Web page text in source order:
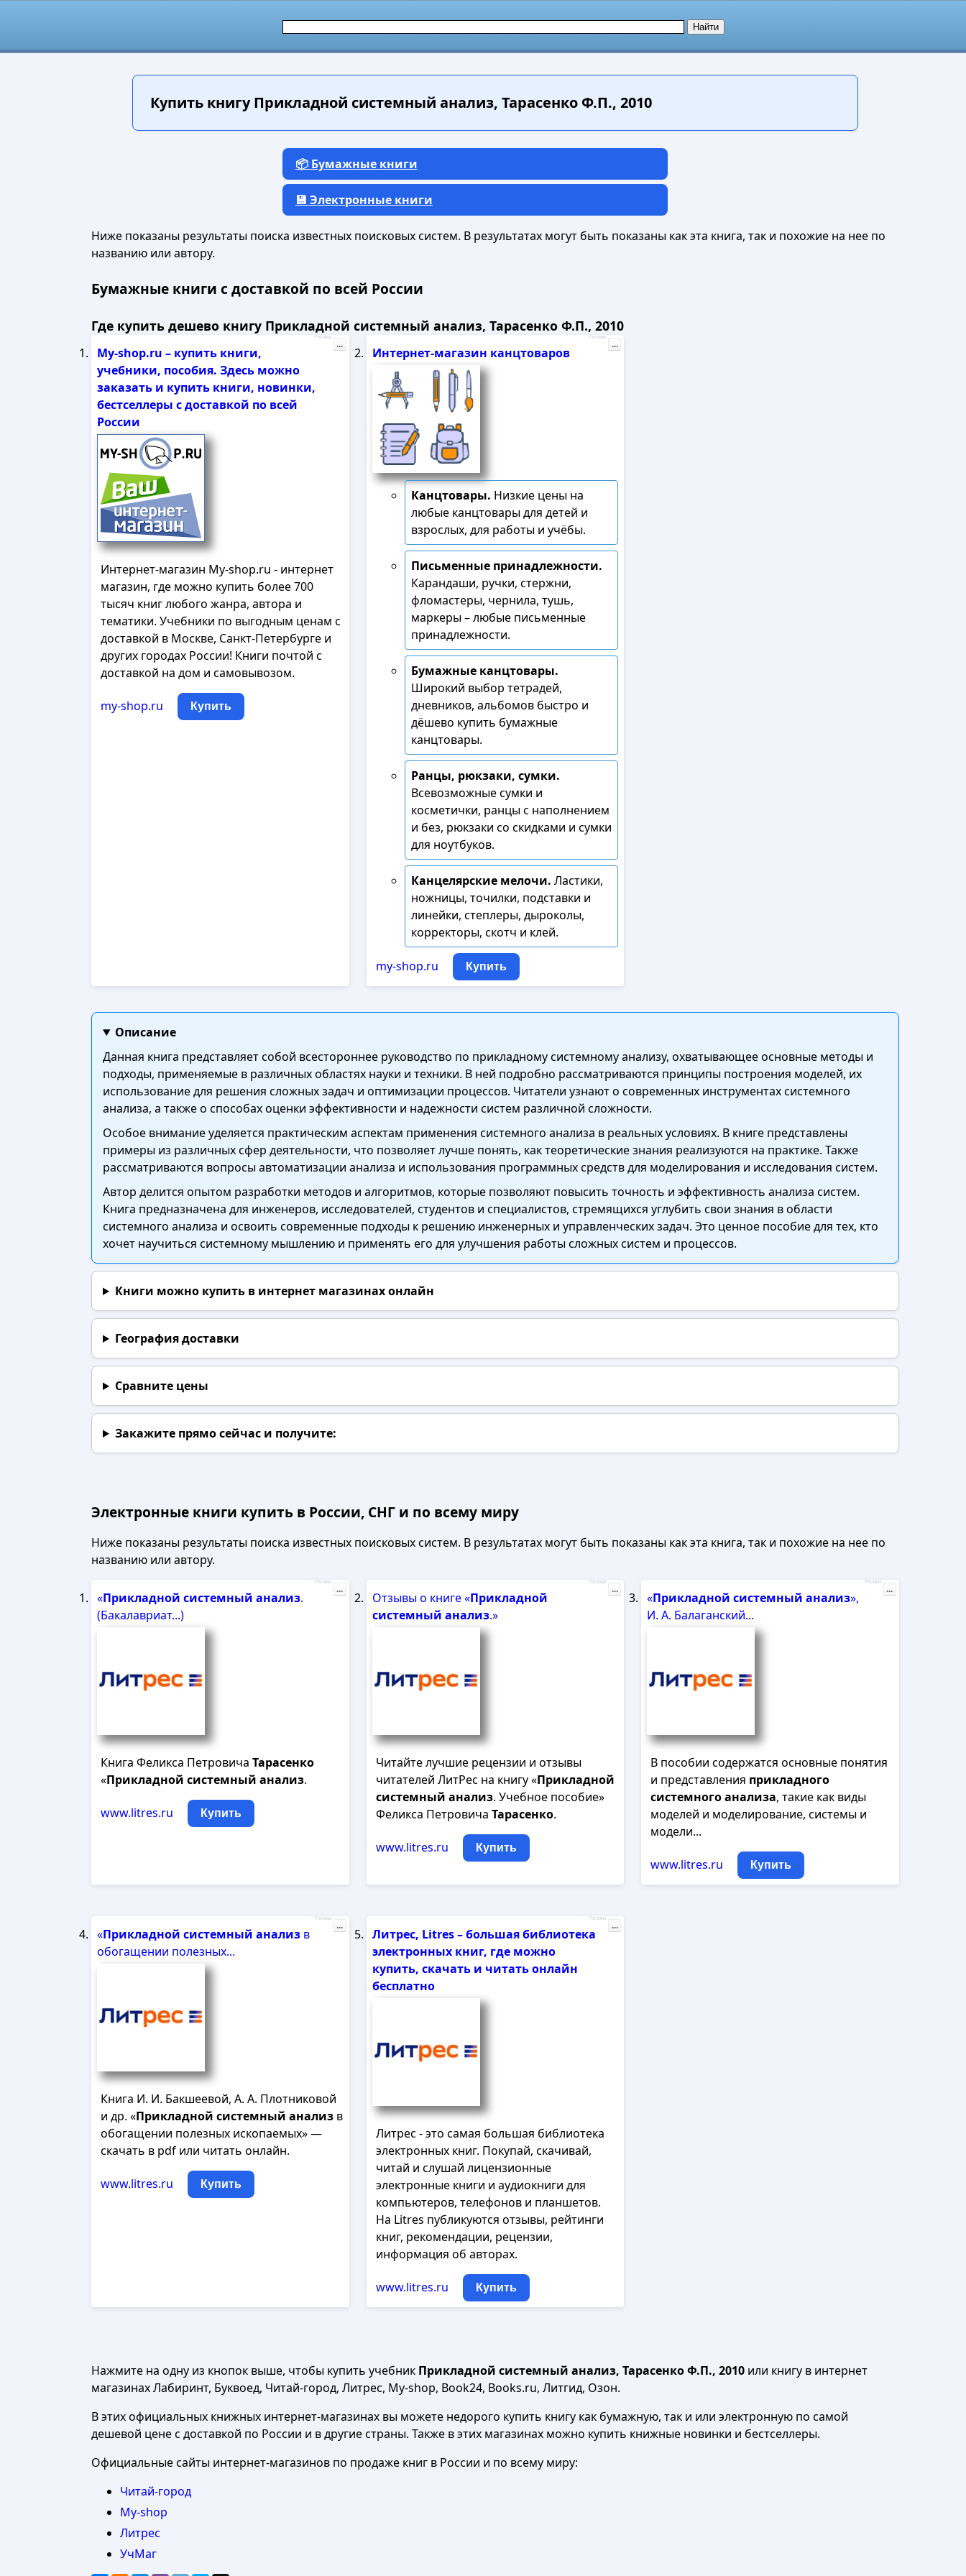
Купить книгуПрикладной системный анализ, Тарасенко Ф.П., 2010
📦 Бумажные книги
💾 Электронные книги
Ниже показаны результаты поиска известных поисковых систем. В результатах могут быть показаны как эта книга, так и похожие на нее по
названию или автору.
Бумажные книги с доставкой по всей России
Где купить дешево книгу Прикладной системный анализ, Тарасенко Ф.П., 2010
My-shop.ru – купить книги,
учебники, пособия. Здесь можно
заказать и купить книги, новинки,
бестселлеры с доставкой по всей
России
Интернет-магазин My-shop.ru - интернет
магазин, где можно купить более 700
тысяч книг любого жанра, автора и
тематики. Учебники по выгодным ценам с
доставкой в Москве, Санкт-Петербурге и
других городах России! Книги почтой с
доставкой на дом и самовывозом.
my-shop.ru Купить
Реклама
...
Интернет-магазин канцтоваров
Канцтовары. Низкие цены на
любые канцтовары для детей и
взрослых, для работы и учёбы.
Письменные принадлежности.
Карандаши, ручки, стержни,
фломастеры, чернила, тушь,
маркеры – любые письменные
принадлежности.
Бумажные канцтовары.
Широкий выбор тетрадей,
дневников, альбомов быстро и
дёшево купить бумажные
канцтовары.
Ранцы, рюкзаки, сумки.
Всевозможные сумки и
косметички, ранцы с наполнением
и без, рюкзаки со скидками и сумки
для ноутбуков.
Канцелярские мелочи. Ластики,
ножницы, точилки, подставки и
линейки, степлеры, дыроколы,
корректоры, скотч и клей.
my-shop.ru Купить
Реклама
...
Описание
Данная книга представляет собой всестороннее руководство по прикладному системному анализу, охватывающее основные методы и
подходы, применяемые в различных областях науки и техники. В ней подробно рассматриваются принципы построения моделей, их
использование для решения сложных задач и оптимизации процессов. Читатели узнают о современных инструментах системного
анализа, а также о способах оценки эффективности и надежности систем различной сложности.
Особое внимание уделяется практическим аспектам применения системного анализа в реальных условиях. В книге представлены
примеры из различных сфер деятельности, что позволяет лучше понять, как теоретические знания реализуются на практике. Также
рассматриваются вопросы автоматизации анализа и использования программных средств для моделирования и исследования систем.
Автор делится опытом разработки методов и алгоритмов, которые позволяют повысить точность и эффективность анализа систем.
Книга предназначена для инженеров, исследователей, студентов и специалистов, стремящихся углубить свои знания в области
системного анализа и освоить современные подходы к решению инженерных и управленческих задач. Это ценное пособие для тех, кто
хочет научиться системному мышлению и применять его для улучшения работы сложных систем и процессов.
Книги можно купить в интернет магазинах онлайн
География доставки
Сравните цены
Закажите прямо сейчаси получите:
Электронные книги купить в России, СНГ и по всему миру
Ниже показаны результаты поиска известных поисковых систем. В результатах могут быть показаны как эта книга, так и похожие на нее по
названию или автору.
«Прикладной системный анализ.
(Бакалавриат...)
Книга Феликса Петровича Тарасенко
«Прикладной системный анализ.
www.litres.ru Купить
Реклама
...
Отзывы о книге «Прикладной
системный анализ.»
Читайте лучшие рецензии и отзывы
читателей ЛитРес на книгу «Прикладной
системный анализ. Учебное пособие»
Феликса Петровича Тарасенко.
www.litres.ru Купить
Реклама
...
«Прикладной системный анализ»,
И. А. Балаганский...
В пособии содержатся основные понятия
и представления прикладного
системногоанализа, такие как виды
моделей и моделирование, системы и
модели...
www.litres.ru Купить
Реклама
...
«Прикладной системный анализ в
обогащении полезных...
Книга И. И. Бакшеевой, А. А. Плотниковой
и др. «Прикладной системный анализ в
обогащении полезных ископаемых» —
скачать в pdf или читать онлайн.
www.litres.ru Купить
Реклама
...
Литрес, Litres – большая библиотека
электронных книг, где можно
купить, скачать и читать онлайн
бесплатно
Литрес - это самая большая библиотека
электронных книг. Покупай, скачивай,
читай и слушай лицензионные
электронные книги и аудиокниги для
компьютеров, телефонов и планшетов.
На Litres публикуются отзывы, рейтинги
книг, рекомендации, рецензии,
информация об авторах.
www.litres.ru Купить
Реклама
...
Нажмите на одну из кнопок выше, чтобы купить учебник Прикладной системный анализ, Тарасенко Ф.П., 2010 или книгу в интернет
магазинах Лабиринт, Буквоед, Читай-город, Литрес, My-shop, Book24, Books.ru, Литгид, Озон.
В этих официальных книжных интернет-магазинах вы можете недорого купить книгу как бумажную, так и или электронную по самой
дешевой цене с доставкой по России и в другие страны. Также в этих магазинах можно купить книжные новинки и бестселлеры.
Официальные сайты интернет-магазинов по продаже книг в России и по всему миру:
Читай-город
My-shop
Литрес
УчМаг